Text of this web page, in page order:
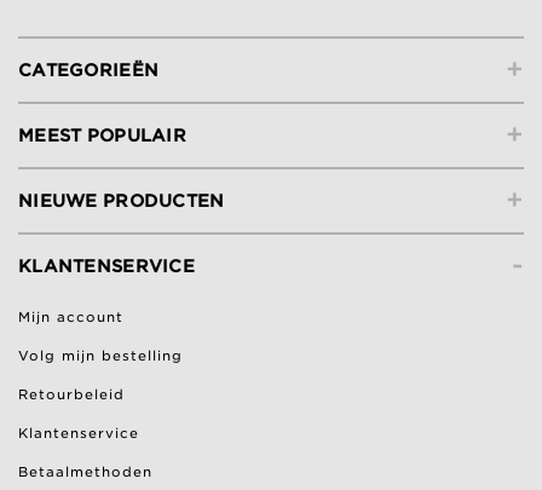
+
CATEGORIEËN
+
MEEST POPULAIR
+
NIEUWE PRODUCTEN
-
KLANTENSERVICE
Mijn account
Volg mijn bestelling
Retourbeleid
Klantenservice
Betaalmethoden